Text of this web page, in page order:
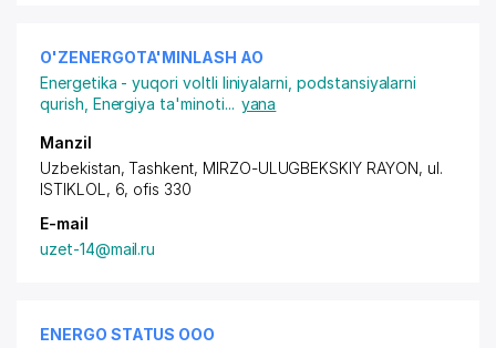
O'ZENERGOTA'MINLASH АО
Energetika - yuqori voltli liniyalarni, podstansiyalarni
qurish Energiya ta'minoti... yana
Manzil
Uzbekistan, Tashkent, MIRZO-ULUGBEKSKIY RAYON, ul.
ISTIKLOL, 6, ofis 330
E-mail
uzet-14@mail.ru
ENERGO STATUS ООО